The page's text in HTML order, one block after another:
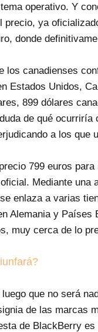
operativo. Y
precio, ya
donde
los canadienses
Estados Unidos,
899 dólares
de qué
a los que
799 euros
Mediante una
enlaza a varias
Alemania y Países
muy cerca de lo
que no será
de las marcas
de BlackBerry es